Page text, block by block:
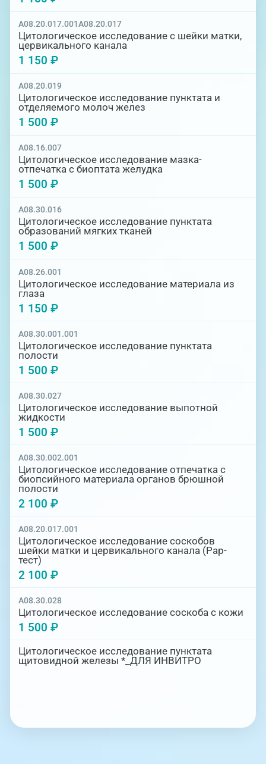
A08.20.017.001A08.20.017
Цитологическое исследование с шейки матки,
цервикального канала
1 150 ₽
A08.20.019
Цитологическое исследование пунктата и
отделяемого молоч желез
1 500 ₽
A08.16.007
Цитологическое исследование мазка-
отпечатка с биоптата желудка
1 500 ₽
A08.30.016
Цитологическое исследование пунктата
образований мягких тканей
1 500 ₽
A08.26.001
Цитологическое исследование материала из
глаза
1 150 ₽
А08.30.001.001
Цитологическое исследование пунктата
полости
1 500 ₽
A08.30.027
Цитологическое исследование выпотной
жидкости
1 500 ₽
А08.30.002.001
Цитологическое исследование отпечатка с
биопсийного материала органов брюшной
полости
2 100 ₽
A08.20.017.001
Цитологическое исследование соскобов
шейки матки и цервикального канала (Рар-
тест)
2 100 ₽
A08.30.028
Цитологическое исследование соскоба с кожи
1 500 ₽
Цитологическое исследование пунктата
щитовидной железы *_ДЛЯ ИНВИТРО